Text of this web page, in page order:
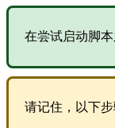
在尝试启动脚
请记住，以下步